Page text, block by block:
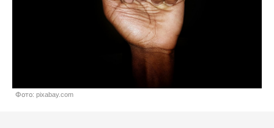
Фото: pixabay.com